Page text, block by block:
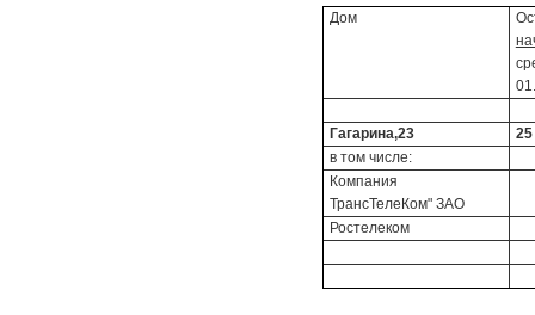
Дом
Гагарина,23
25
в том числе:
Компания
ТрансТелеКом" ЗАО
Ростелеком